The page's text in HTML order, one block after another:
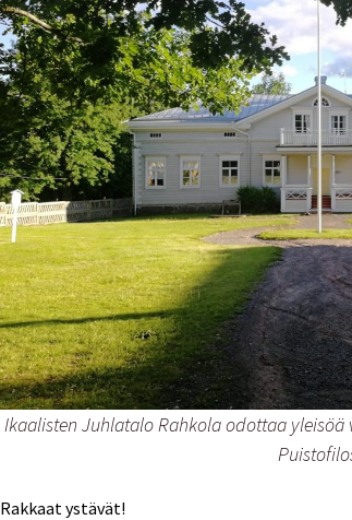
Ikaalisten Juhlatalo Rahkola odottaa
Rakkaat ystävät!